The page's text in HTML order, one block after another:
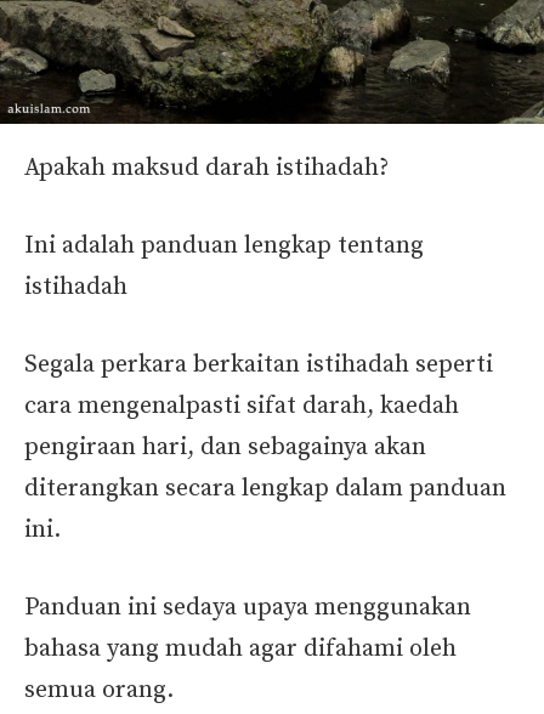
Apakah maksud darah istihadah?
Ini adalah panduan lengkap tentang
istihadah
Segala perkara berkaitan istihadah seperti
cara mengenalpasti sifat darah, kaedah
pengiraan hari, dan sebagainya akan
diterangkan secara lengkap dalam panduan
ini.
Panduan ini sedaya upaya menggunakan
bahasa yang mudah agar difahami oleh
semua orang.